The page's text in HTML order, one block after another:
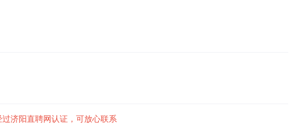
济阳直聘网认证，可放心联系